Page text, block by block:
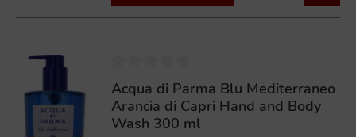
Acqua di Parma Blu Mediterraneo
Arancia di Capri Hand and Body
Wash 300 ml